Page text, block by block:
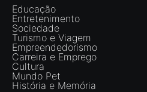
Educação
Entretenimento
Sociedade
Turismo e Viagem
Empreendedorismo
Carreira e Emprego
Cultura
Mundo Pet
História e Memória